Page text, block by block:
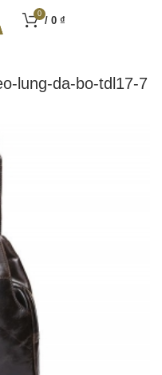
0
/ 0 ₫
lung-da-bo-tdl17-7